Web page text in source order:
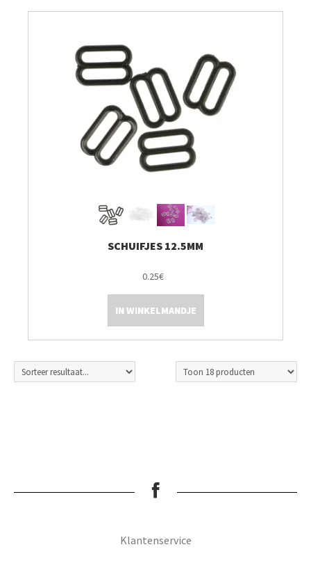
Tips & Tricks
Thermomix TM7
SCHUIFJES 12.5MM
0.25€
IN WINKELMANDJE
Klantenservice